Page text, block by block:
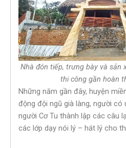
Nhà đón tiếp, trưng bày và sản
thi công gần hoàn
Những năm gần đây, huyện
động đội ngũ già làng, người có
người Cơ Tu thành lập các câu
các lớp dạy nói lý – hát lý cho